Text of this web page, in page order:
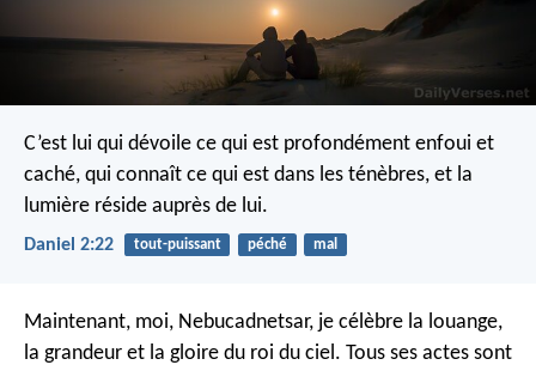
C’est lui qui dévoile ce qui est profondément enfoui et
caché, qui connaît ce qui est dans les ténèbres, et la
lumière réside auprès de lui.
Daniel 2:22 tout-puissant péché mal
Maintenant, moi, Nebucadnetsar, je célèbre la louange,
la grandeur et la gloire du roi du ciel. Tous ses actes sont